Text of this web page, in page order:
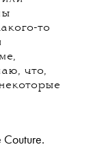
то
что,
Couture.